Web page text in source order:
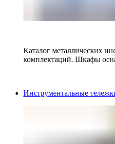
Каталог металлических
комплектаций. Шкафы
Инструментальные